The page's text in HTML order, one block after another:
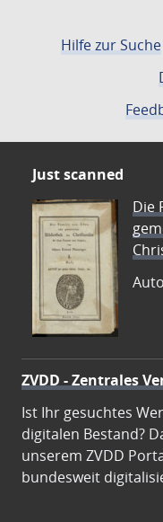
Hilfe zur Suche
Just scanned
Die
ZVDD - Zentrales
Ist Ihr gesuchtes
digitalen Bestand?
unserem ZVDD
bundesweit